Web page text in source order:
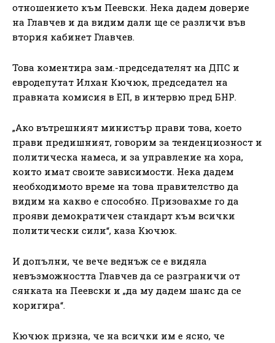
отношението към Пеевски. Нека дадем доверие
на Главчев и да видим дали ще се различи във
втория кабинет Главчев.
Това коментира зам.-председателят на ДПС и
евродепутат Илхан Кючюк, председател на
правната комисия в ЕП, в интервю пред БНР.
„Ако вътрешният министър прави това, което
прави предишният, говорим за тенденциозност и
политическа намеса, и за управление на хора,
които имат своите зависимости. Нека дадем
необходимото време на това правителство да
видим на какво е способно. Призовахме го да
прояви демократичен стандарт към всички
политически сили“, каза Кючюк.
И допълни, че вече веднъж се е видяла
невъзможността Главчев да се разграничи от
сянката на Пеевски и „да му дадем шанс да се
коригира“.
Кючюк призна, че на всички им е ясно, че